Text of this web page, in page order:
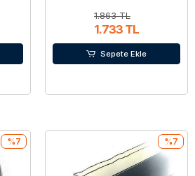
1.863 TL
1.733 TL
Sepete Ekle
%7 %7